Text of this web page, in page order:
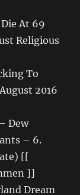
At 69
Religious
To
2016
Dew
– 6.
[[
]]
Dream